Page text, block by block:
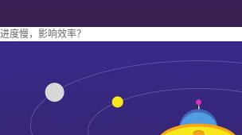
进度慢，影响效率？